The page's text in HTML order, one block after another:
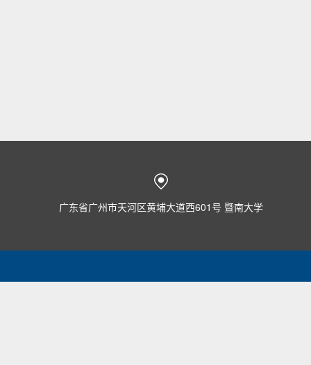
广东省广州市天河区黄埔大道西601号 暨南大学